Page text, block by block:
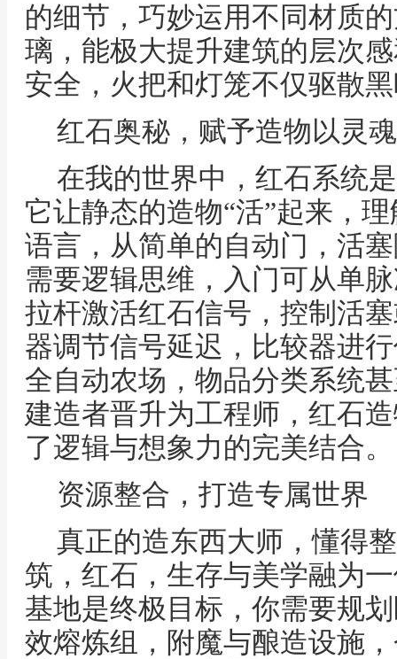
的细节，巧妙运用不同材质
璃，能极大提升建筑的层次
安全，火把和灯笼不仅驱散
红石奥秘，赋予造物以灵魂
在我的世界中，红石系统
它让静态的造物“活”起来，
语言，从简单的自动门，活
需要逻辑思维，入门可从单
拉杆激活红石信号，控制活
器调节信号延迟，比较器进
全自动农场，物品分类系统
建造者晋升为工程师，红石
了逻辑与想象力的完美结合。
资源整合，打造专属世界
真正的造东西大师，懂得
筑，红石，生存与美学融为
基地是终极目标，你需要规
效熔炼组，附魔与酿造设施